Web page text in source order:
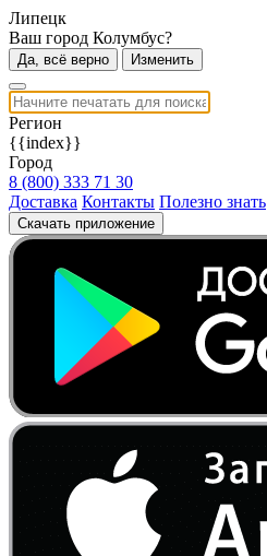
Липецк
Ваш город Колумбус?
Да, всё верно Изменить
Регион
{{index}}
Город
8 (800) 333 71 30
Доставка Контакты Полезно знать
Скачать приложение